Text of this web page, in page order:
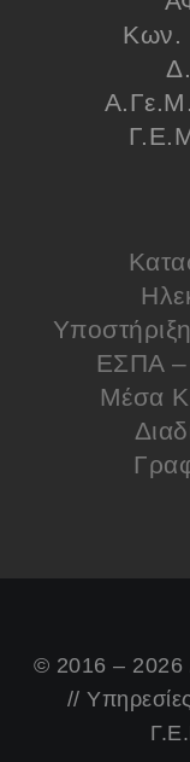
Κων.
ΕΣΠΑ –
Μέσα
© 2016 – 2026
//